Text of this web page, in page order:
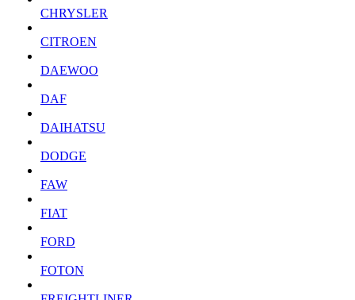
CHRYSLER
CITROEN
DAEWOO
DAF
DAIHATSU
DODGE
FAW
FIAT
FORD
FOTON